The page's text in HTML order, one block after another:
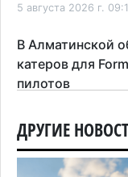
5 августа 2026 г.
В Алматинской
катеров для
пилотов
В Alatau City
директора по
ДРУГИЕ